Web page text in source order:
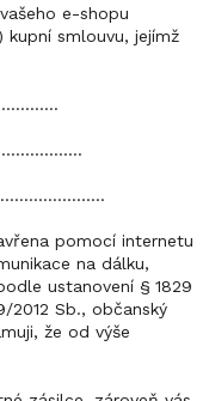
e-shopu
kupní smlouvu, jejímž
pomocí internetu
na dálku,
ustanovení § 1829
2012 Sb., občanský
že od výše